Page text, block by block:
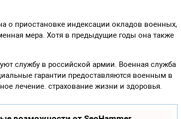
о приостановке индексации окладов военных,
мера. Хотя в предыдущие годы она также
службу в российской армии. Военная служба
гарантии предоставляются военным в
лечение. страхование жизни и здоровья.